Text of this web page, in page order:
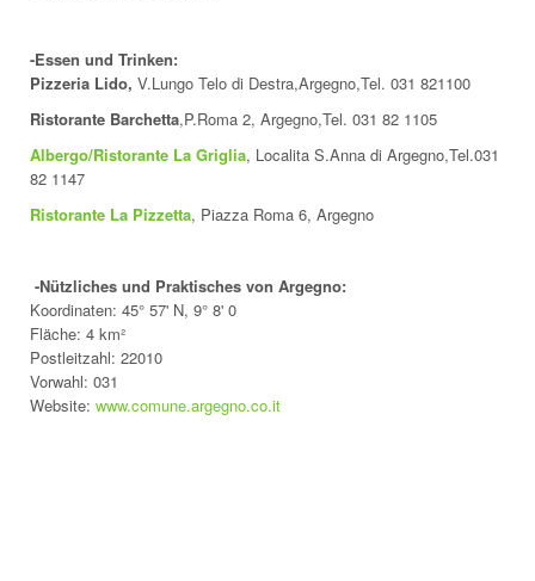
-Essen und Trinken:
Pizzeria Lido, V.Lungo Telo di Destra,Argegno,Tel. 031 821100
Ristorante Barchetta,P.Roma 2, Argegno,Tel. 031 82 1105
Albergo/Ristorante La Griglia, Localita S.Anna di Argegno,Tel.031
82 1147
Ristorante La Pizzetta, Piazza Roma 6, Argegno
-Nützliches und Praktisches von Argegno:
Koordinaten: 45° 57' N, 9° 8' 0
Fläche: 4 km²
Postleitzahl: 22010
Vorwahl: 031
Website: www.comune.argegno.co.it